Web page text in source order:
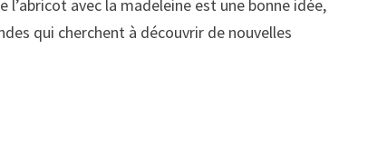
avec la madeleine est une bonne idée,
qui cherchent à découvrir de nouvelles